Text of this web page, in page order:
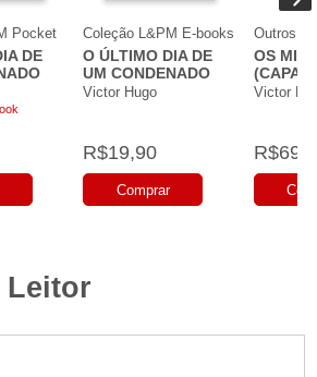
Pocket
DE
Coleção L&PM E-books
O ÚLTIMO DIA DE
UM CONDENADO
Victor Hugo
R$19,90
Comprar
Outros
OS
(CAPA
Victor
Leitor